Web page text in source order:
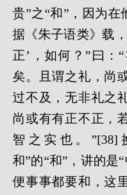
贵”之“和”，因为在
据《朱子语类》载
正’，如何？”曰：
矣。且谓之礼，尚
过不及，无非礼之
尚或有有正不正，
智之实也。
和”的“和”，讲的是
便事事都要和，这